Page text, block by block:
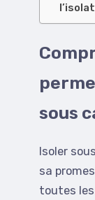
sous
Isoler
sa
toutes